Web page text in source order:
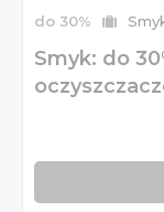
do 30%
Smyk: do